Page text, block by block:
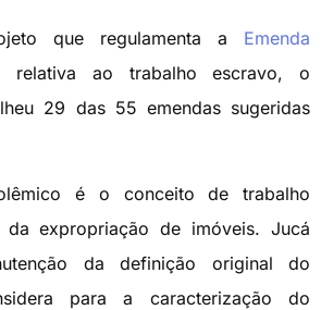
que regulamenta a Emenda
relativa ao trabalho escravo, o
29 das 55 emendas sugeridas
é o conceito de trabalho
expropriação de imóveis. Jucá
da definição original do
para a caracterização do